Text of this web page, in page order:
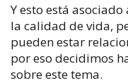
Y esto está
la calidad de vida,
pueden estar
por eso decidimos
sobre este tema.